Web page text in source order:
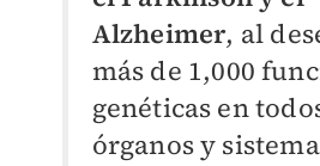
Alzheimer, al
más de 1,000
genéticas en
órganos y